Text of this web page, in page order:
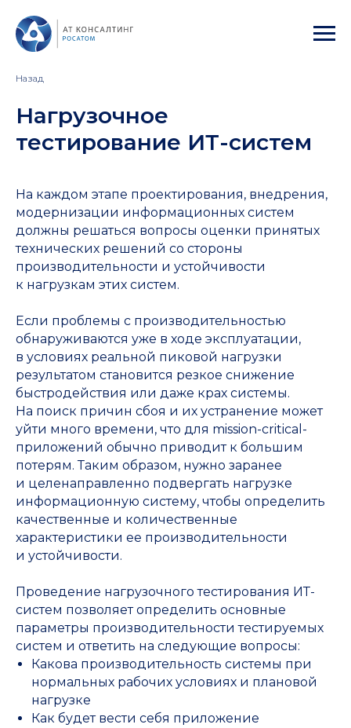
Назад
Нагрузочное
тестирование ИТ-систем
На каждом этапе проектирования, внедрения,
модернизации информационных систем
должны решаться вопросы оценки принятых
технических решений со стороны
производительности и устойчивости
к нагрузкам этих систем.
Если проблемы с производительностью
обнаруживаются уже в ходе эксплуатации,
в условиях реальной пиковой нагрузки
результатом становится резкое снижение
быстродействия или даже крах системы.
На поиск причин сбоя и их устранение может
уйти много времени, что для mission-critical-
приложений обычно приводит к большим
потерям. Таким образом, нужно заранее
и целенаправленно подвергать нагрузке
информационную систему, чтобы определить
качественные и количественные
характеристики ее производительности
и устойчивости.
Проведение нагрузочного тестирования ИТ-
систем позволяет определить основные
параметры производительности тестируемых
систем и ответить на следующие вопросы:
Какова производительность системы при
нормальных рабочих условиях и плановой
нагрузке
Как будет вести себя приложение